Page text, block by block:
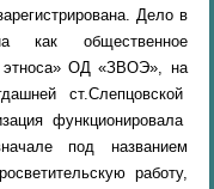
Дело в
как общественное
этноса» ОД «ЗВОЭ», на
ст.Слепцовской
функционировала
под названием
работу,